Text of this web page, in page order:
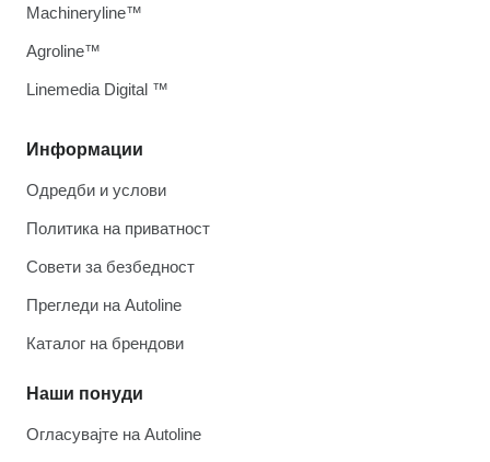
Информации
Одредби и услови
Политика на приватност
Совети за безбедност
Прегледи на Autoline
Каталог на брендови
Наши понуди
Огласувајте на Autoline
Machineryline™
Agroline™
Linemedia Digital ™